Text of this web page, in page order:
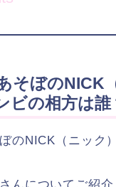
そぼのNICK
ビの相方は誰
のNICK（ニック